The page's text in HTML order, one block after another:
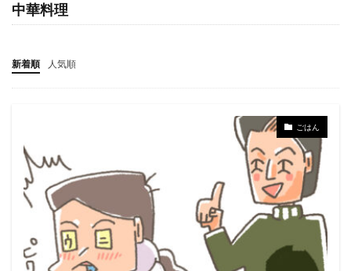
中華料理
新着順 人気順
ごはん